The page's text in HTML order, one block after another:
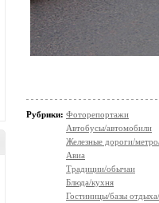
Рубрики: Фоторепортажи
Автобусы/автомобили
Железные дороги/
Авиа
Традиции/обычаи
Блюда/кухня
Гостиницы/базы